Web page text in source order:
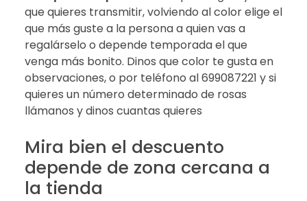
que quieres transmitir, volviendo al color elige el
que más guste a la persona a quien vas a
regalárselo o depende temporada el que
venga más bonito. Dinos que color te gusta en
observaciones, o por teléfono al 699087221 y si
quieres un número determinado de rosas
llámanos y dinos cuantas quieres
Mira bien el descuento
depende de zona cercana a
la tienda